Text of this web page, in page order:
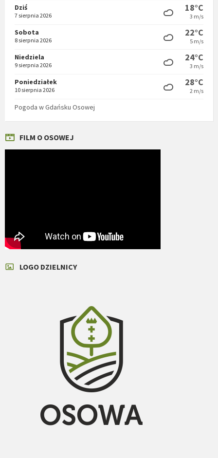
Dziś
7 sierpnia 2026
18°C
3 m/s
Sobota
8 sierpnia 2026
22°C
5 m/s
Niedziela
9 sierpnia 2026
24°C
3 m/s
Poniedziałek
10 sierpnia 2026
28°C
2 m/s
Pogoda w Gdańsku Osowej
FILM O OSOWEJ
LOGO DZIELNICY